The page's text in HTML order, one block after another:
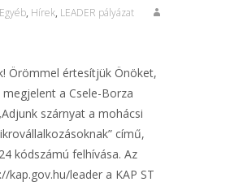
Egyéb, Hírek, LEADER pályázat
Örömmel értesítjük Önöket,
a Csele-Borza
szárnyat a mohácsi
című,
kódszámú felhívása. Az
kap.gov.hu/leader a KAP ST